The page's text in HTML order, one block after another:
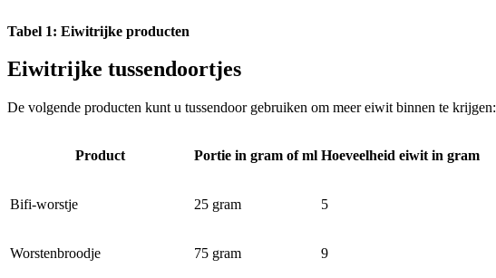
Tabel 1: Eiwitrijke producten
Eiwitrijke tussendoortjes
De volgende producten kunt u tussendoor gebruiken om meer eiwit binnen te krijgen:
Product Portie in gram of ml Hoeveelheid eiwit in gram
Bifi-worstje 25 gram 5
Worstenbroodje 75 gram 9